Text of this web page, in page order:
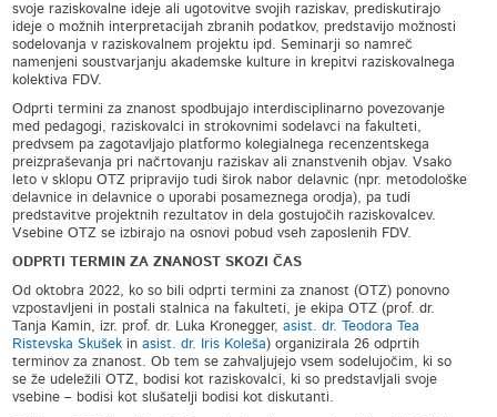
svoje raziskovalne ideje ali ugotovitve svojih raziskav, prediskutirajo
ideje o možnih interpretacijah zbranih podatkov, predstavijo možnosti
sodelovanja v raziskovalnem projektu ipd. Seminarji so namreč
namenjeni soustvarjanju akademske kulture in krepitvi raziskovalnega
kolektiva FDV.
Odprti termini za znanost spodbujajo interdisciplinarno povezovanje
med pedagogi, raziskovalci in strokovnimi sodelavci na fakulteti,
predvsem pa zagotavljajo platformo kolegialnega recenzentskega
preizpraševanja pri načrtovanju raziskav ali znanstvenih objav. Vsako
leto v sklopu OTZ pripravijo tudi širok nabor delavnic (npr. metodološke
delavnice in delavnice o uporabi posameznega orodja), pa tudi
predstavitve projektnih rezultatov in dela gostujočih raziskovalcev.
Vsebine OTZ se izbirajo na osnovi pobud vseh zaposlenih FDV.
ODPRTI TERMIN ZA ZNANOST SKOZI ČAS
Od oktobra 2022, ko so bili odprti termini za znanost (OTZ) ponovno
vzpostavljeni in postali stalnica na fakulteti, je ekipa OTZ (prof. dr.
Tanja Kamin, izr. prof. dr. Luka Kronegger, asist. dr. Teodora Tea
Ristevska Skušek in asist. dr. Iris Koleša) organizirala 26 odprtih
terminov za znanost. Ob tem se zahvaljujejo vsem sodelujočim, ki so
se že udeležili OTZ, bodisi kot raziskovalci, ki so predstavljali svoje
vsebine – bodisi kot slušatelji bodisi kot diskutanti.